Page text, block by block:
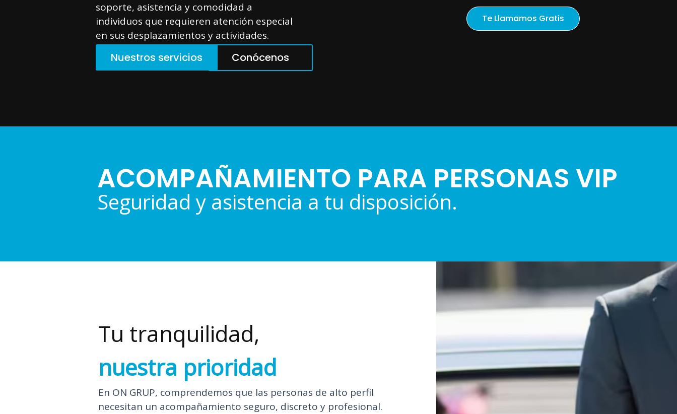
soporte, asistencia y comodidad a
individuos que requieren atención especial
en sus desplazamientos y actividades.
Nuestros servicios Conócenos
ACOMPAÑAMIENTO PARA PERSONAS VIP
Seguridad y asistencia a tu disposición.
Tu tranquilidad,
nuestra prioridad
En ON GRUP, comprendemos que las personas de alto perfil
necesitan un acompañamiento seguro, discreto y profesional.